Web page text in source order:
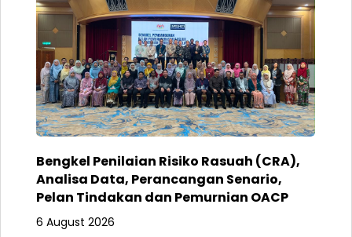
Bengkel Penilaian Risiko Rasuah (CRA),
Analisa Data, Perancangan Senario,
Pelan Tindakan dan Pemurnian OACP
6 August 2026